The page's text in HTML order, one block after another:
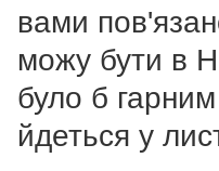
вами
можу бути в
було б
йдеться у